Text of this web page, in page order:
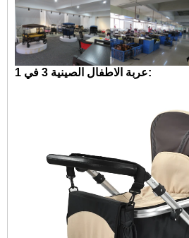
عربة الاطفال الصينية 3 في 1: